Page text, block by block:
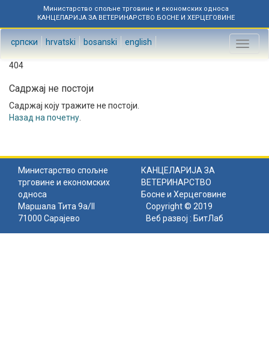
Министарство спољне трговине и економских односа
КАНЦЕЛАРИЈА ЗА ВЕТЕРИНАРСТВО БОСНЕ И ХЕРЦЕГОВИНЕ
српски hrvatski bosanski english
Toggle
404
Садржај не постоји
Садржај коју тражите не постоји.
Назад на почетну
Министарство спољне
трговине и економских
односа
КАНЦЕЛАРИЈА ЗА
ВЕТЕРИНАРСТВО
Босне и Херцеговине
Маршала Тита 9а/II
71000 Сарајево
Copyright © 2019
Веб развој : БитЛаб